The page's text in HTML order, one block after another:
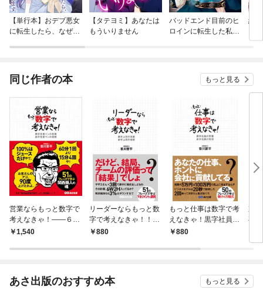
【単行本】おデブ悪女
に転生したら、なぜか
【タテヨミ】あなたは
もういりません
バッドエンド目前のヒ
ロインに転生した私、
結
同じ作者の本 もっと見る
営業ならもっと数字で
考えなきゃ！――６０
分１回より１５分４回
1,540
リーダーならもっと数
字で考えなきゃ！！
黒字上司の言葉 赤字
電子書籍)
880
もっと仕事は数字で考
えなきゃ！黒字社員の
言葉 赤字社員の発想
880
東
卒
あさ出版のおすすめ本 もっと見る